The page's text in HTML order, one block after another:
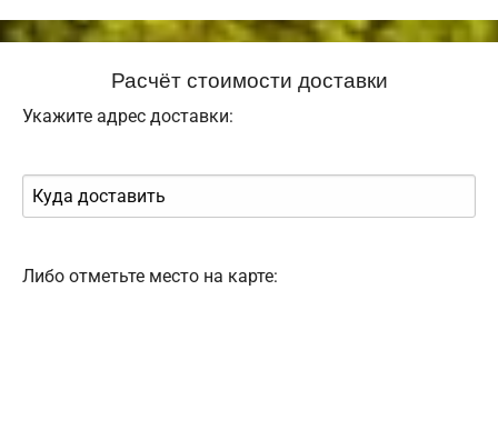
Расчёт стоимости доставки
Укажите адрес доставки:
Либо отметьте место на карте: